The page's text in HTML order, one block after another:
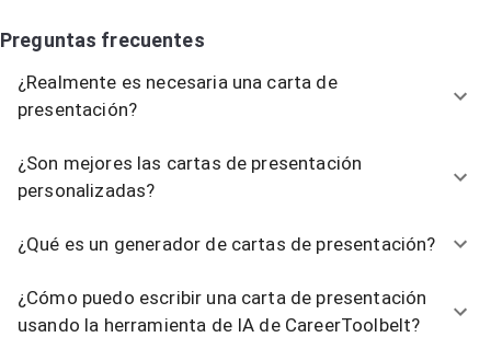
Preguntas frecuentes
¿Realmente es necesaria una carta de
presentación?
¿Son mejores las cartas de presentación
personalizadas?
¿Qué es un generador de cartas de presentación?
¿Cómo puedo escribir una carta de presentación
usando la herramienta de IA de CareerToolbelt?